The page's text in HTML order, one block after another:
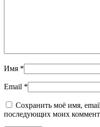
Имя *
Email *
Сохранить моё имя,
последующих моих